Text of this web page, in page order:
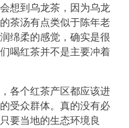
想到乌龙茶，因为乌龙
茶汤有点类似于陈年老
绵柔的感觉，确实是很
喝红茶并不是主要冲着
各个红茶产区都应该进
受众群体。真的没有必
只要当地的生态环境良